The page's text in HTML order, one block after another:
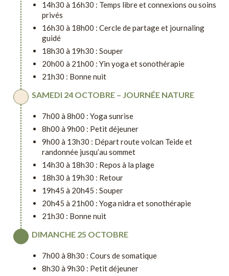
14h30 à 16h30 : Temps libre et connexions ou soins
privés
16h30 à 18h00 : Cercle de partage et journaling
guidé
18h30 à 19h30 : Souper
20h00 à 21h00 : Yin yoga et sonothérapie
21h30 : Bonne nuit
SAMEDI 24 OCTOBRE – JOURNÉE NATURE
7h00 à 8h00 : Yoga sunrise
8h00 à 9h00 : Petit déjeuner
9h00 à 13h30 : Départ route volcan Teide et
randonnée jusqu’au sommet
14h30 à 18h30 : Repos à la plage
18h30 à 19h30 : Retour
19h45 à 20h45 : Souper
20h45 à 21h00 : Yoga nidra et sonothérapie
21h30 : Bonne nuit
DIMANCHE 25 OCTOBRE
7h00 à 8h30 : Cours de somatique
8h30 à 9h30 : Petit déjeuner